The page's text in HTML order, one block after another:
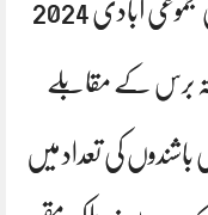
اعداد و شمار سے ظاہر ہوتا ہے کہ اٹلی کی مجموعی آبادی 2024
گئی، جو گزشتہ برس کے مقابلے
ملکی باشندوں کی تعداد میں